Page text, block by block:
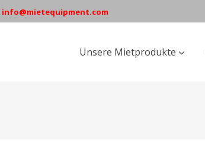
info@mietequipment.com
Unsere Mietprodukte